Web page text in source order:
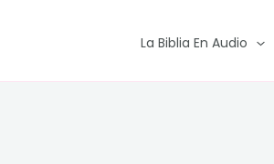
La Biblia En Audio